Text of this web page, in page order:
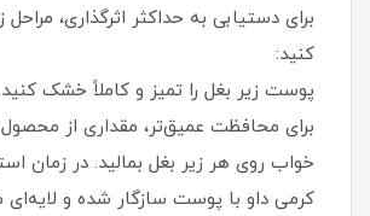
برای دستیابی به حداکثر اثرگذاری، مراحل
کنید:
پوست زیر بغل را تمیز و کاملاً خشک
برای محافظت عمیق‌تر، مقداری از
خواب روی هر زیر بغل بمالید. در زمان
کرمی داو با پوست سازگار شده و